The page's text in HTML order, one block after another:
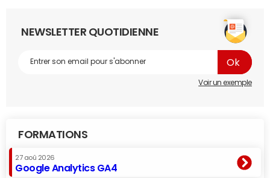
NEWSLETTER QUOTIDIENNE
Voir un exemple
FORMATIONS
27 aoû 2026
Google Analytics GA4